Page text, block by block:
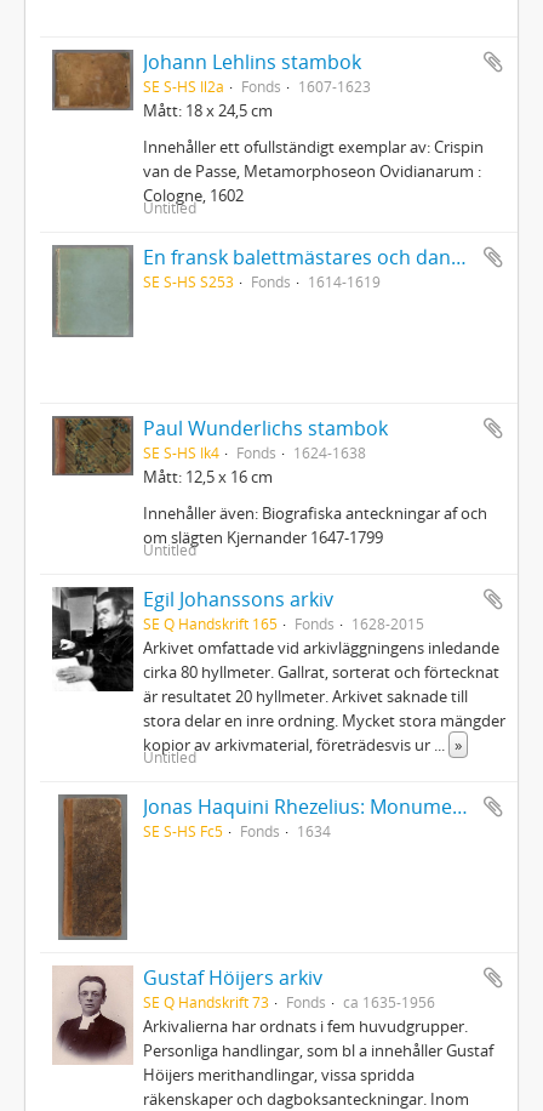
Johann Lehlins stambok
SE S-HS Il2a Fonds 1607-1623
Mått: 18 x 24,5 cm
Innehåller ett ofullständigt exemplar av: Crispin
van de Passe, Metamorphoseon Ovidianarum :
Cologne, 1602
Untitled
En fransk balettmästares och danslärares i Bruxelles 1614-19 anteckningsbok
SE S-HS S253 Fonds 1614-1619
Paul Wunderlichs stambok
SE S-HS Ik4 Fonds 1624-1638
Mått: 12,5 x 16 cm
Innehåller även: Biografiska anteckningar af och
om slägten Kjernander 1647-1799
Untitled
Egil Johanssons arkiv
SE Q Handskrift 165 Fonds 1628-2015
Arkivet omfattade vid arkivläggningens inledande
cirka 80 hyllmeter. Gallrat, sorterat och förtecknat
är resultatet 20 hyllmeter. Arkivet saknade till
stora delar en inre ordning. Mycket stora mängder
kopior av arkivmaterial, företrädesvis ur
»
Untitled
Jonas Haquini Rhezelius: Monumenta runica in Ölandia comitatu Regni Sveciæ Gothiaquæ
SE S-HS Fc5 Fonds 1634
Gustaf Höijers arkiv
SE Q Handskrift 73 Fonds ca 1635-1956
Arkivalierna har ordnats i fem huvudgrupper.
Personliga handlingar, som bl a innehåller Gustaf
Höijers merithandlingar, vissa spridda
räkenskaper och dagboksanteckningar. Inom